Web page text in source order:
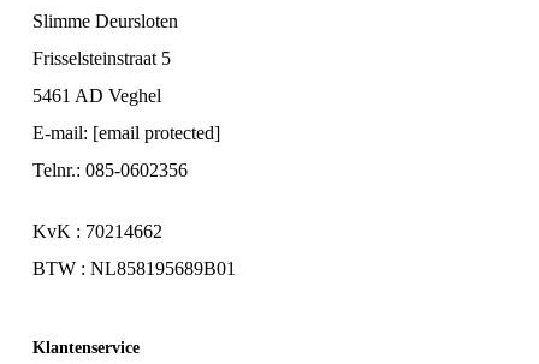
Slimme Deursloten
Frisselsteinstraat 5
5461 AD Veghel
E-mail: [email protected]
Telnr.: 085-0602356
KvK : 70214662
BTW : NL858195689B01
Klantenservice